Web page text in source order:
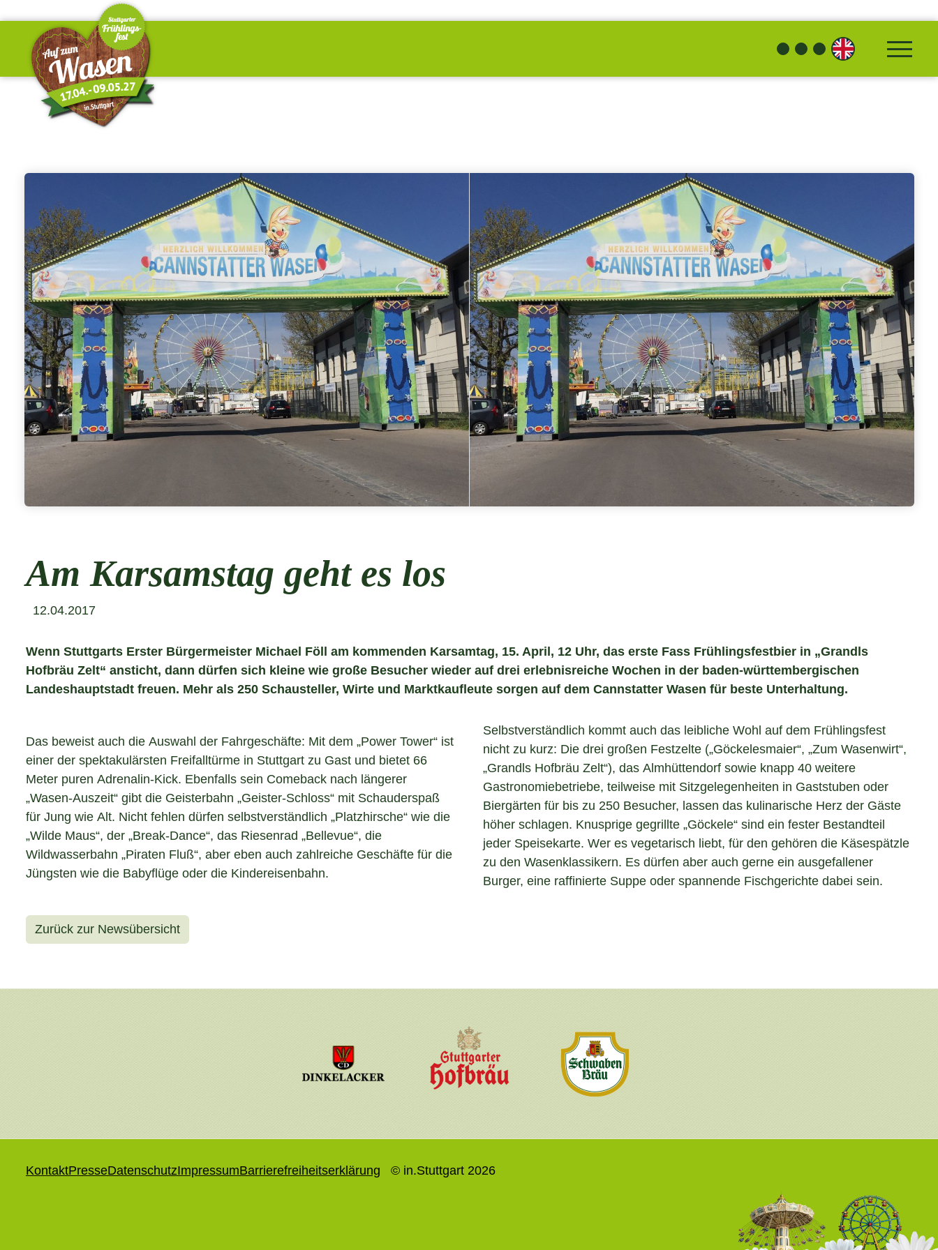
Am Karsamstag geht es los
12.04.2017
Wenn Stuttgarts Erster Bürgermeister Michael Föll am kommenden Karsamtag, 15. April, 12 Uhr, das erste Fass Frühlingsfestbier in „Grandls
Hofbräu Zelt“ ansticht, dann dürfen sich kleine wie große Besucher wieder auf drei erlebnisreiche Wochen in der baden-württembergischen
Landeshauptstadt freuen. Mehr als 250 Schausteller, Wirte und Marktkaufleute sorgen auf dem Cannstatter Wasen für beste Unterhaltung.
Das beweist auch die Auswahl der Fahrgeschäfte: Mit dem „Power Tower“ ist
einer der spektakulärsten Freifalltürme in Stuttgart zu Gast und bietet 66
Meter puren Adrenalin-Kick. Ebenfalls sein Comeback nach längerer
„Wasen-Auszeit“ gibt die Geisterbahn „Geister-Schloss“ mit Schauderspaß
für Jung wie Alt. Nicht fehlen dürfen selbstverständlich „Platzhirsche“ wie die
„Wilde Maus“, der „Break-Dance“, das Riesenrad „Bellevue“, die
Wildwasserbahn „Piraten Fluß“, aber eben auch zahlreiche Geschäfte für die
Jüngsten wie die Babyflüge oder die Kindereisenbahn.
Selbstverständlich kommt auch das leibliche Wohl auf dem Frühlingsfest
nicht zu kurz: Die drei großen Festzelte („Göckelesmaier“, „Zum Wasenwirt“,
„Grandls Hofbräu Zelt“), das Almhüttendorf sowie knapp 40 weitere
Gastronomiebetriebe, teilweise mit Sitzgelegenheiten in Gaststuben oder
Biergärten für bis zu 250 Besucher, lassen das kulinarische Herz der Gäste
höher schlagen. Knusprige gegrillte „Göckele“ sind ein fester Bestandteil
jeder Speisekarte. Wer es vegetarisch liebt, für den gehören die Käsespätzle
zu den Wasenklassikern. Es dürfen aber auch gerne ein ausgefallener
Burger, eine raffinierte Suppe oder spannende Fischgerichte dabei sein.
Zurück zur Newsübersicht
KontaktPresseDatenschutzImpressumBarrierefreiheitserklärung © in.Stuttgart 2026